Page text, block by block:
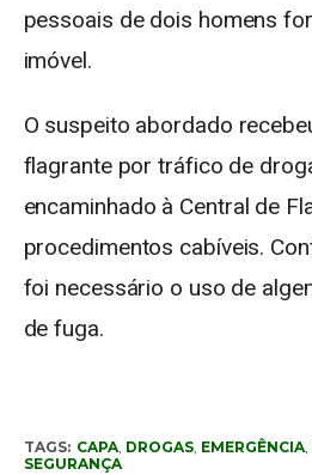
pessoais de dois homens
imóvel.
O suspeito abordado
flagrante por tráfico de
encaminhado à Central de
procedimentos cabíveis.
foi necessário o uso de
de fuga.
TAGS: CAPA, DROGAS, EMERGÊNCIA,
SEGURANÇA